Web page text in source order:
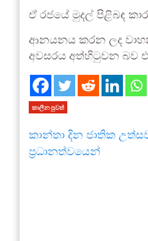
ඒ රජයේ මුදල් පිළිබඳ
ආනයනය කරන ලද
අවසරය අත්හිටුවන බව
කාලීන පුවත්
කාන්තා දින ජාතික
ප්‍රධානත්වයෙන්